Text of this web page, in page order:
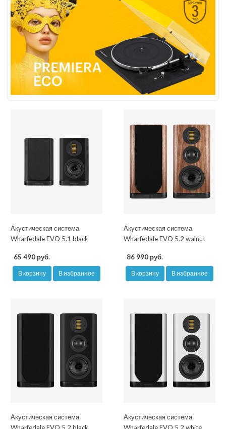
Акустическая система
Wharfedale EVO 5.1 black
65 490 руб.
В корзину В избранное
Акустическая система
Wharfedale EVO 5.2 walnut
86 990 руб.
В корзину В избранное
Акустическая система
Акустическая система